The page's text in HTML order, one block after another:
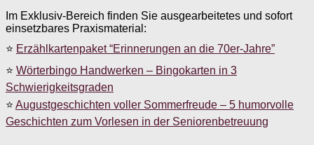
Im Exklusiv-Bereich finden Sie ausgearbeitetes und sofort
einsetzbares Praxismaterial:
⭐ Erzählkartenpaket “Erinnerungen an die 70er-Jahre”
⭐ Wörterbingo Handwerken – Bingokarten in 3
Schwierigkeitsgraden
⭐ Augustgeschichten voller Sommerfreude – 5 humorvolle
Geschichten zum Vorlesen in der Seniorenbetreuung